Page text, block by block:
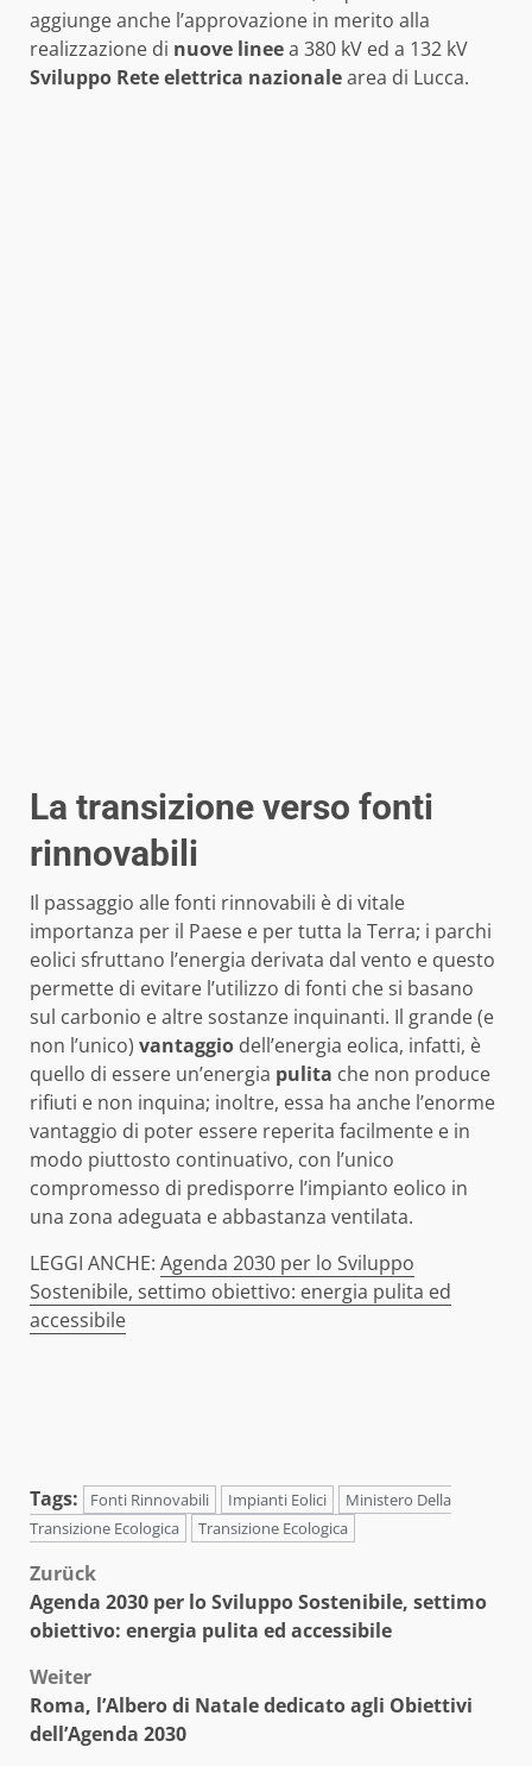
aggiunge anche l’approvazione in merito alla
realizzazione di nuove lineea 380 kV ed a 132 kV
Sviluppo Rete elettrica nazionalearea di Lucca.
La transizione verso fonti
rinnovabili
Il passaggio alle fonti rinnovabili è di vitale
importanza per il Paese e per tutta la Terra; i parchi
eolici sfruttano l’energia derivata dal vento e questo
permette di evitare l’utilizzo di fonti che si basano
sul carbonio e altre sostanze inquinanti. Il grande (e
non l’unico) vantaggio dell’energia eolica, infatti, è
quello di essere un’energia pulita che non produce
rifiuti e non inquina; inoltre, essa ha anche l’enorme
vantaggio di poter essere reperita facilmente e in
modo piuttosto continuativo, con l’unico
compromesso di predisporre l’impianto eolico in
una zona adeguata e abbastanza ventilata.
LEGGI ANCHE: Agenda 2030 per lo Sviluppo
Sostenibile, settimo obiettivo: energia pulita ed
accessibile
Tags: Fonti Rinnovabili Impianti Eolici
Ministero Della
Transizione Ecologica
Transizione Ecologica
Beitragsnavigation
Zurück
Agenda 2030 per lo Sviluppo Sostenibile, settimo
obiettivo: energia pulita ed accessibile
Weiter
Roma, l’Albero di Natale dedicato agli Obiettivi
dell’Agenda 2030